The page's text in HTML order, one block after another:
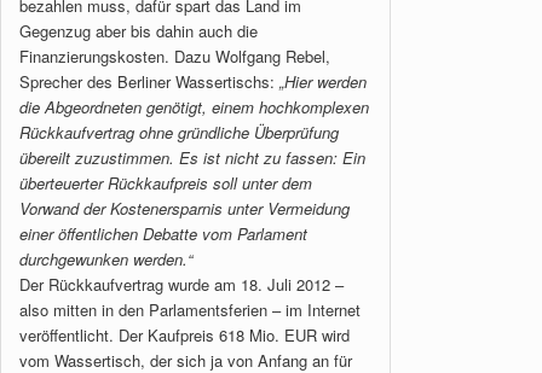
bezahlen muss, dafür spart das Land im
Gegenzug aber bis dahin auch die
Finanzierungskosten. Dazu Wolfgang Rebel,
Sprecher des Berliner Wassertischs: „Hier werden
die Abgeordneten genötigt, einem hochkomplexen
Rückkaufvertrag ohne gründliche Überprüfung
übereilt zuzustimmen. Es ist nicht zu fassen: Ein
überteuerter Rückkaufpreis soll unter dem
Vorwand der Kostenersparnis unter Vermeidung
einer öffentlichen Debatte vom Parlament
durchgewunken werden.“
Der Rückkaufvertrag wurde am 18. Juli 2012 –
also mitten in den Parlamentsferien – im Internet
veröffentlicht. Der Kaufpreis 618 Mio. EUR wird
vom Wassertisch, der sich ja von Anfang an für